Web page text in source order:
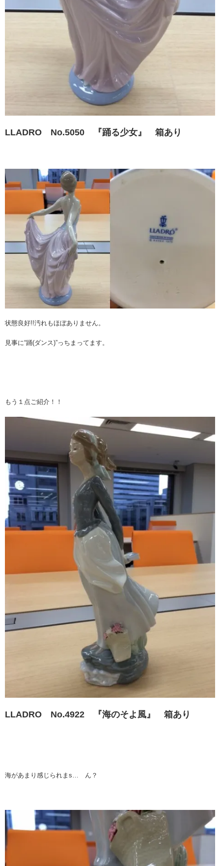
LLADRO No.5050 『踊る少女』 箱あり
状態良好!!汚れもほぼありません。
見事に“踊(ダンス)”っちまってます。
もう１点ご紹介！！
LLADRO No.4922 『海のそよ風』 箱あり
海があまり感じられまs… ん？